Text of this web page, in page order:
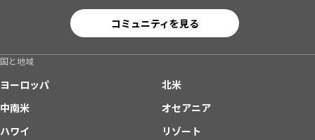
コミュニティを見る
国と地域
ヨーロッパ
北米
中南米
オセアニア
ハワイ
リゾート